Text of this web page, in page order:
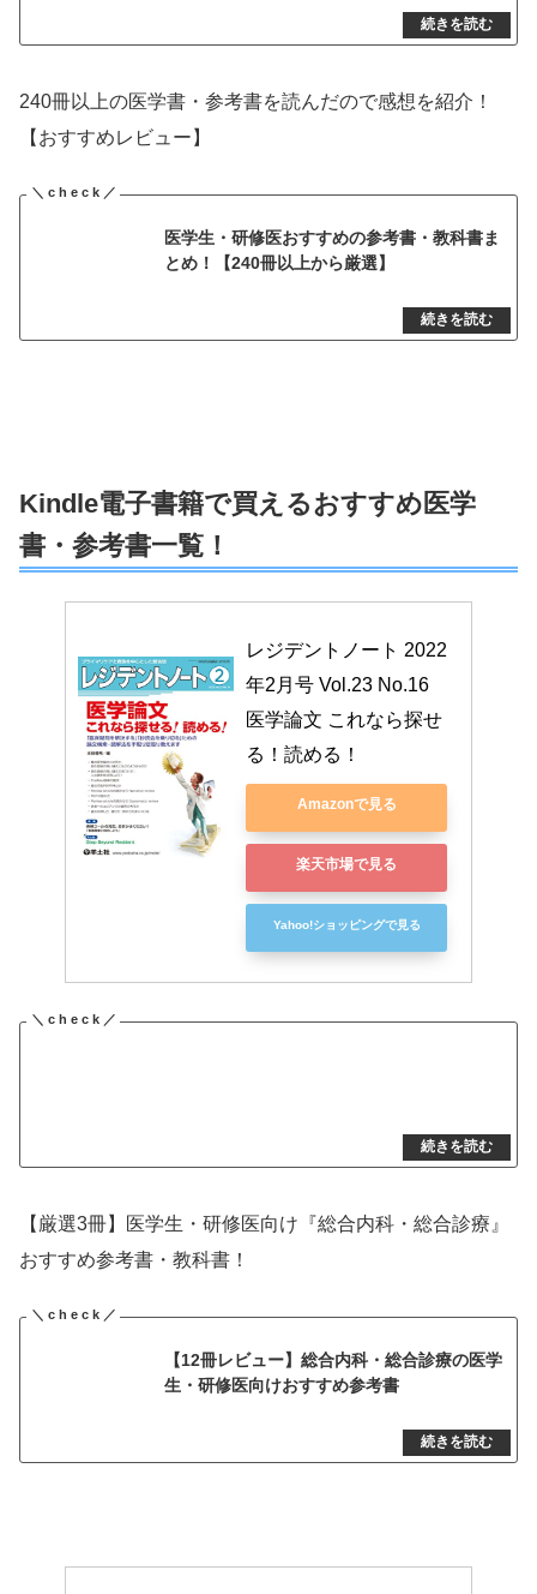
240冊以上の医学書・参考書を読んだので感想を紹介！
【おすすめレビュー】
医学生・研修医おすすめの参考書・教科書ま
とめ！【240冊以上から厳選】
Kindle電子書籍で買えるおすすめ医学
書・参考書一覧！
レジデントノート 2022
年2月号 Vol.23 No.16
医学論文 これなら探せ
る！読める！
Amazonで見る
楽天市場で見る
Yahoo!ショッピングで見る
【厳選3冊】医学生・研修医向け『総合内科・総合診療』
おすすめ参考書・教科書！
【12冊レビュー】総合内科・総合診療の医学
生・研修医向けおすすめ参考書